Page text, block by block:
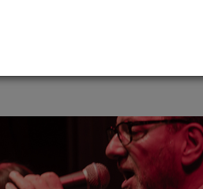
& Tanzmusik